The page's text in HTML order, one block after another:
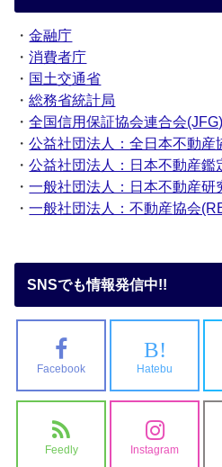
・金融庁
・消費者庁
・ 国土交通省
・総務省統計局
・全国信用保証協会連合会(JFG)
・公益社団法人：全日本不動産
・公益社団法人：日本不動産鑑
・一般社団法人：日本不動産研
・一般社団法人：不動産協会
SNSでも情報発信中!!
Facebook
B!
Hatebu
Feedly Instagram